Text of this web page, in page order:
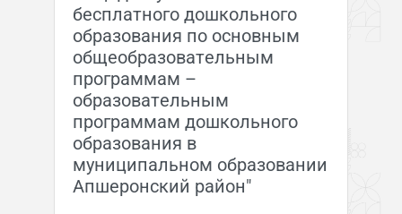
бесплатного дошкольного
образования по основным
общеобразовательным
программам –
образовательным
программам дошкольного
образования в
муниципальном образовании
Апшеронский район"